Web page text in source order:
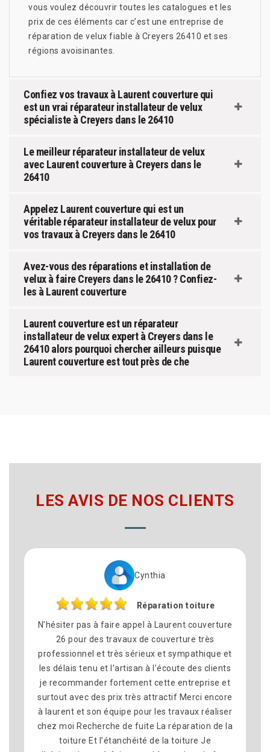
vous voulez découvrir toutes les catalogues et les
prix de ces éléments car c’est une entreprise de
réparation de velux fiable à Creyers 26410 et ses
régions avoisinantes.
Confiez vos travaux à Laurent couverture qui
est un vrai réparateur installateur de velux
spécialiste à Creyers dans le 26410
Le meilleur réparateur installateur de velux
avec Laurent couverture à Creyers dans le
26410
Appelez Laurent couverture qui est un
véritable réparateur installateur de velux pour
vos travaux à Creyers dans le 26410
Avez-vous des réparations et installation de
velux à faire Creyers dans le 26410 ? Confiez-
les à Laurent couverture
Laurent couverture est un réparateur
installateur de velux expert à Creyers dans le
26410 alors pourquoi chercher ailleurs puisque
Laurent couverture est tout près de che
LES AVIS DE NOS CLIENTS
Cynthia
Réparation toiture
N’hésiter pas à faire appel à Laurent couverture
26 pour des travaux de couverture très
professionnel et très sérieux et sympathique et
les délais tenu et l’artisan à l’écoute des clients
je recommander fortement cette entreprise et
surtout avec des prix très attractif Merci encore
à laurent et son équipe pour les travaux réaliser
chez moi Recherche de fuite La réparation de la
toiture Et l’étanchéité de la toiture Je